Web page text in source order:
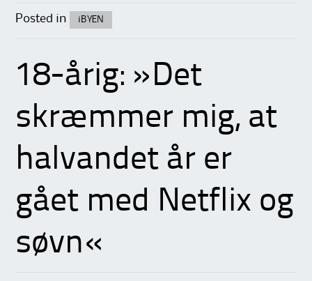
Posted in iBYEN
18-årig: »Det
skræmmer mig, at
halvandet år er
gået med Netflix og
søvn«